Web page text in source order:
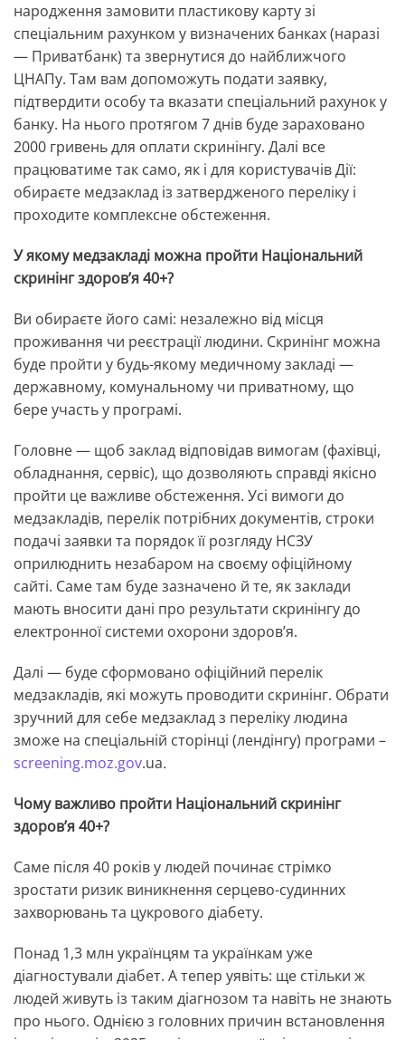
народження замовити пластикову карту зі
спеціальним рахунком у визначених банках (наразі
— Приватбанк) та звернутися до найближчого
ЦНАПу. Там вам допоможуть подати заявку,
підтвердити особу та вказати спеціальний рахунок у
банку. На нього протягом 7 днів буде зараховано
2000 гривень для оплати скринінгу. Далі все
працюватиме так само, як і для користувачів Дії:
обираєте медзаклад із затвердженого переліку і
проходите комплексне обстеження.
У якому медзакладі можна пройти Національний
скринінг здоров’я 40+?
Ви обираєте його самі: незалежно від місця
проживання чи реєстрації людини. Скринінг можна
буде пройти у будь-якому медичному закладі —
державному, комунальному чи приватному, що
бере участь у програмі.
Головне — щоб заклад відповідав вимогам (фахівці,
обладнання, сервіс), що дозволяють справді якісно
пройти це важливе обстеження. Усі вимоги до
медзакладів, перелік потрібних документів, строки
подачі заявки та порядок її розгляду НСЗУ
оприлюднить незабаром на своєму офіційному
сайті. Саме там буде зазначено й те, як заклади
мають вносити дані про результати скринінгу до
електронної системи охорони здоров’я.
Далі — буде сформовано офіційний перелік
медзакладів, які можуть проводити скринінг. Обрати
зручний для себе медзаклад з переліку людина
зможе на спеціальній сторінці (лендінгу) програми –
screening.moz.gov.ua.
Чому важливо пройти Національний скринінг
здоров’я 40+?
Саме після 40 років у людей починає стрімко
зростати ризик виникнення серцево-судинних
захворювань та цукрового діабету.
Понад 1,3 млн українцям та українкам уже
діагностували діабет. А тепер уявіть: ще стільки ж
людей живуть із таким діагнозом та навіть не знають
про нього. Однією з головних причин встановлення